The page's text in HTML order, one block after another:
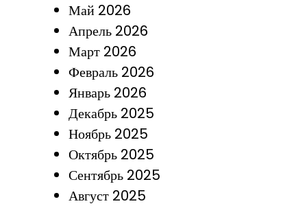
Май 2026
Апрель 2026
Март 2026
Февраль 2026
Январь 2026
Декабрь 2025
Ноябрь 2025
Октябрь 2025
Сентябрь 2025
Август 2025